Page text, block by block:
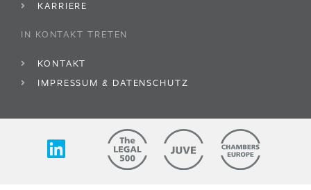
KARRIERE
IN KONTAKT TRETEN
KONTAKT
IMPRESSUM & DATENSCHUTZ